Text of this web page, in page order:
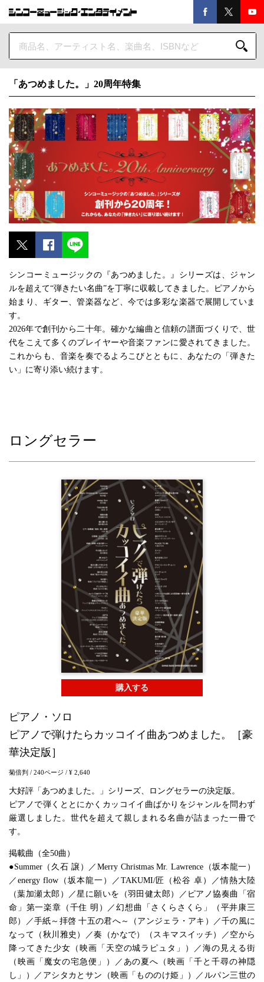
「あつめました。」20周年特集
シンコーミュージックの『あつめました。』シリーズは、ジャン
ルを超えて“弾きたい名曲”を丁寧に収載してきました。ピアノから
始まり、ギター、管楽器など、今では多彩な楽器で展開していま
す。
2026年で創刊から二十年。確かな編曲と信頼の譜面づくりで、世
代をこえて多くのプレイヤーや音楽ファンに愛されてきました。
これからも、音楽を奏でるよろこびとともに、あなたの「弾きた
い」に寄り添い続けます。
ロングセラー
購入する
ピアノ・ソロ
ピアノで弾けたらカッコイイ曲あつめました。［豪
華決定版］
菊倍判 / 240ページ / ¥ 2,640
大好評「あつめました。」シリーズ、ロングセラーの決定版。
ピアノで弾くととにかくカッコイイ曲ばかりをジャンルを問わず
厳選しました。世代を超えて親しまれる名曲が詰まった一冊で
す。
掲載曲（全50曲）
●Summer（久石 譲）／Merry Christmas Mr. Lawrence（坂本龍一）
／energy flow（坂本龍一）／TAKUMI/匠（松谷 卓）／情熱大陸
（葉加瀬太郎）／星に願いを（羽田健太郎）／ピアノ協奏曲「宿
命」第一楽章（千住 明）／幻想曲「さくらさくら」（平井康三
郎）／手紙～拝啓 十五の君へ～（アンジェラ・アキ）／千の風に
なって（秋川雅史）／奏（かなで）（スキマスイッチ）／空から
降ってきた少女（映画「天空の城ラピュタ」）／海の見える街
（映画「魔女の宅急便」）／あの夏へ（映画「千と千尋の神隠
し」）／アシタカとサン（映画「もののけ姫」）／ルパン三世の